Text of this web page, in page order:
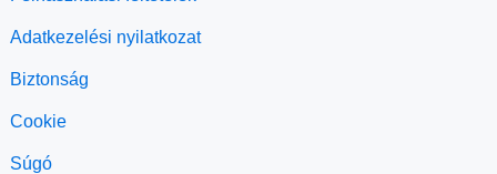
Adatkezelési nyilatkozat
Biztonság
Cookie
Súgó